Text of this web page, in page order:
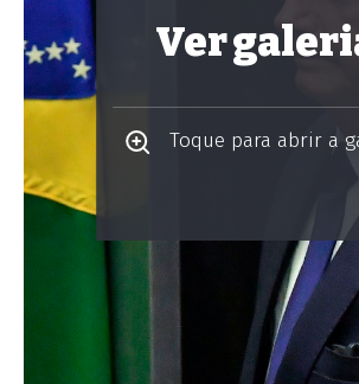
Ver
Toque para abrir a